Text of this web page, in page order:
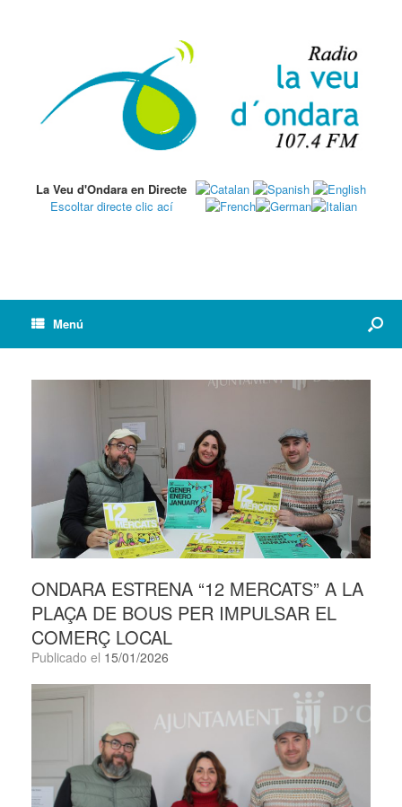
La Veu d'Ondara en Directe
Escoltar directe clic ací
Menú
ONDARA ESTRENA “12 MERCATS” A LA
PLAÇA DE BOUS PER IMPULSAR EL
COMERÇ LOCAL
Publicado el 15/01/2026